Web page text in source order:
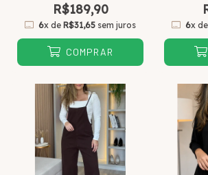
R$189,90
6x deR$31,65 sem juros
COMPRAR
6x